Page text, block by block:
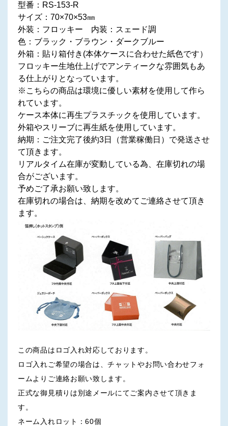
型番：RS-153-R
サイズ：70×70×53㎜
外装：フロッキー 内装：スェード調
色：ブラック・ブラウン・ダークブルー
外箱：貼り箱付き(本体ケースに合わせた紙色です）
フロッキー生地仕上げでアンティークな雰囲気もあ
る仕上がりとなっています。
※こちらの商品は環境に優しい素材を使用して作ら
れています。
ケース本体に再生プラスチックを使用しています。
外箱やスリーブに再生紙を使用しています。
納期：ご注文完了後約3日（営業稼働日）で発送させ
て頂きます。
リアルタイム在庫が変動している為、在庫切れの場
合がございます。
予めご了承お願い致します。
在庫切れの場合は、納期を改めてご連絡させて頂き
ます。
この商品はロゴ入れ対応しております。
ロゴ入れご希望の場合は、チャットやお問い合わせフォ
ームよりご連絡お願い致します。
正式な御見積りは別途メールにてご案内させて頂きま
す。
ネーム入れロット：60個